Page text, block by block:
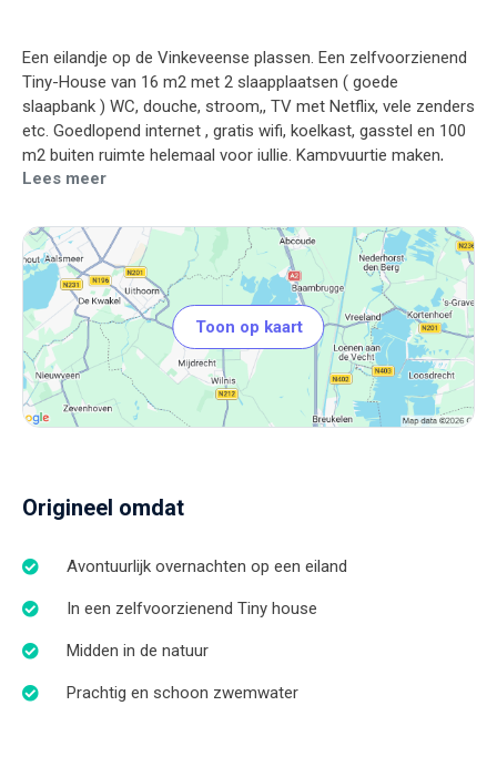
Een eilandje op de Vinkeveense plassen. Een zelfvoorzienend
Tiny-House van 16 m2 met 2 slaapplaatsen ( goede
slaapbank ) WC, douche, stroom,, TV met Netflix, vele zenders
etc. Goedlopend internet , gratis wifi, koelkast, gasstel en 100
m2 buiten ruimte helemaal voor jullie. Kampvuurtje maken,
geen probleem. Hond mee, geen probleem. Ondanks alle luxe
op het eiland mogelijk te maken krijg je bij je boeking
beschikking over een askeladden boot voorzien van een
nieuwe suzuki buitenboord motor ( 4 pk ) Hier heb je geen
vaarbewijs voor nodig. Als je niet bekend bent met bootjes
hebben we 30 minuten van je tijd nodig om je de basis
vaardigheden bij te brengen. De finesses van “bootje varen”
leer je al doende tijdens je vakantie. Het weer praten we in
Nederland vaak over. Op een eiland ervaar je het weer intenser,
Lees meer
Toon op kaart
Origineel omdat
Avontuurlijk overnachten op een eiland
In een zelfvoorzienend Tiny house
Midden in de natuur
Prachtig en schoon zwemwater